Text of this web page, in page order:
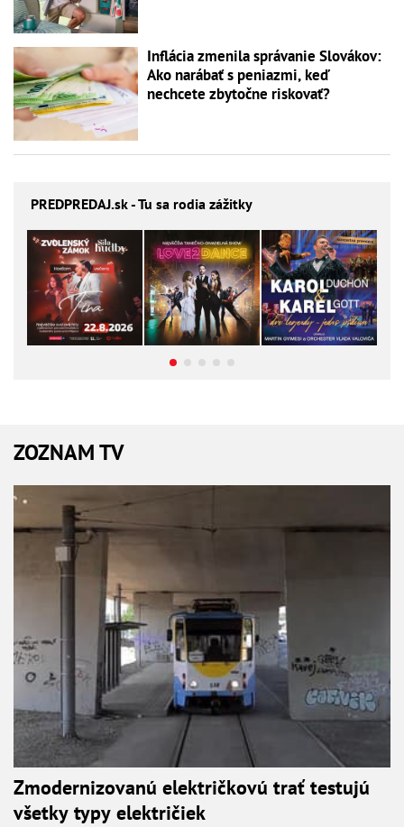
Inflácia zmenila správanie Slovákov:
Ako narábať s peniazmi, keď
nechcete zbytočne riskovať?
PREDPREDAJ.sk - Tu sa rodia zážitky
ZOZNAM TV
Zmodernizovanú električkovú trať testujú
všetky typy električiek